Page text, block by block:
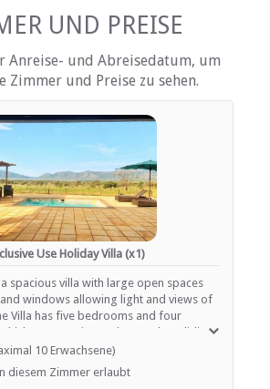
AUF DEM GELÄNDE
(alle Altersgruppen)
/ Fitnesscenter
der Straße)
TRINKEN
Fi
UND PREISE
Anreise- und Abreisedatum, um
Zimmer und Preise zu sehen.
Use Holiday Villa (x1)
spacious villa with large open spaces
windows allowing light and views of
Villa has five bedrooms and four
are en-suite. Each room has sliding
onto the covered verandah which flows
garden. The master bedroom is
size bed, two rooms have Queen-
10 Erwachsene)
diesem Zimmer erlaubt